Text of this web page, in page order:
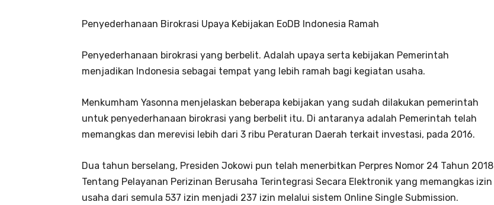
Penyederhanaan Birokrasi Upaya Kebijakan EoDB Indonesia Ramah
Penyederhanaan birokrasi yang berbelit. Adalah upaya serta kebijakan Pemerintah
menjadikan Indonesia sebagai tempat yang lebih ramah bagi kegiatan usaha.
Menkumham Yasonna menjelaskan beberapa kebijakan yang sudah dilakukan pemerintah
untuk penyederhanaan birokrasi yang berbelit itu. Di antaranya adalah Pemerintah telah
memangkas dan merevisi lebih dari 3 ribu Peraturan Daerah terkait investasi, pada 2016.
Dua tahun berselang, Presiden Jokowi pun telah menerbitkan Perpres Nomor 24 Tahun 2018
Tentang Pelayanan Perizinan Berusaha Terintegrasi Secara Elektronik yang memangkas izin
usaha dari semula 537 izin menjadi 237 izin melalui sistem Online Single Submission.